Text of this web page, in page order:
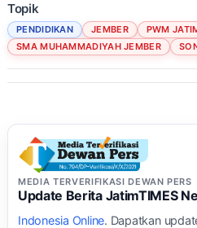
Topik
PENDIDIKAN JEMBER
PWM
SMA MUHAMMADIYAH JEMBER
MEDIA TERVERIFIKASI DEWAN PERS
Update Berita JatimTIMES
Indonesia Online. Dapatkan